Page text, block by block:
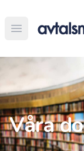
Open main menu
Våra